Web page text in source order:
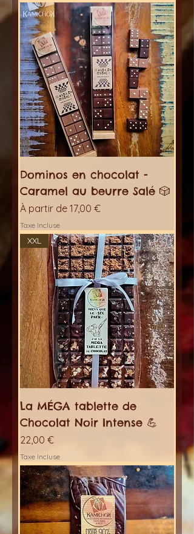
Dominos en chocolat -
Caramel au beurre Salé 🎲
À partir de 17,00 €
Prix promotionnel
Taxe Incluse
XXL
La MÉGA tablette de
Chocolat Noir Intense 💪
Prix
22,00 €
Taxe Incluse